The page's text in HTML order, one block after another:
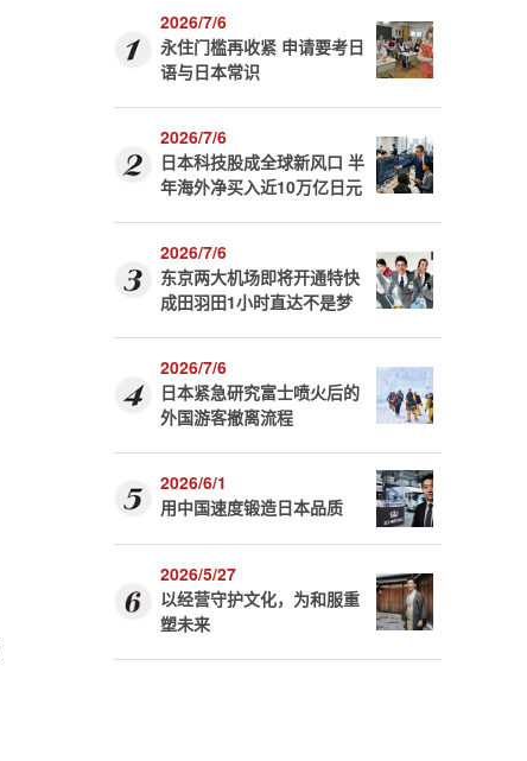
2026/7/6
永住门槛再收紧 申请要考日
语与日本常识
2026/7/6
日本科技股成全球新风口 半
年海外净买入近10万亿日元
2026/7/6
东京两大机场即将开通特快
成田羽田1小时直达不是梦
2026/7/6
日本紧急研究富士喷火后的
外国游客撤离流程
2026/6/1
用中国速度锻造日本品质
2026/5/27
以经营守护文化，为和服重
塑未来